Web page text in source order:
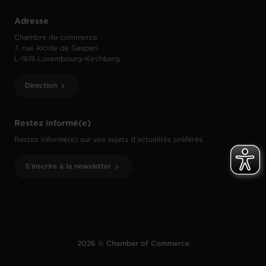
Restez informé(e)
Restez informé(e) sur vos sujets d’actualités préférés.
S'inscrire à la newsletter
Adresse
Chambre de commerce
7, rue Alcide de Gasperi
L-1615 Luxembourg-Kirchberg
Direction
2026 © Chamber of Commerce